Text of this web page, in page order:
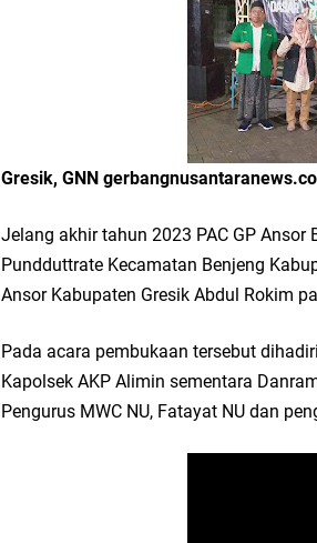
Workshop Petani
Tumpeng Nasi Krawu
FOZ Jatim, BAZNAS,
Bupati Gresik Gus Yani
Optik Merlin Donasikan
Ruwatan Malam Satu
Gresik, GNN
Jelang akhir tahun 2023 PAC GP Ansor
Pundduttrate Kecamatan Benjeng
Ansor Kabupaten Gresik Abdul Rokim
Pada acara pembukaan tersebut
Kapolsek AKP Alimin sementara
Pengurus MWC NU, Fatayat NU dan